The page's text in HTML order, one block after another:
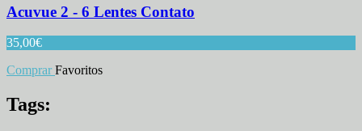
Acuvue 2 - 6 Lentes Contato
35,00€
Comprar Favoritos
Tags: